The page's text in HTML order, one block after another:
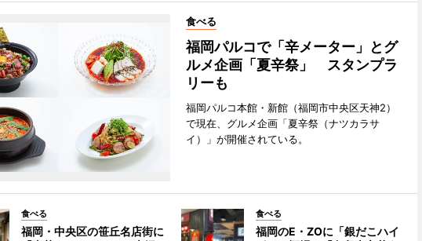
食べる
福岡パルコで「辛メーター」とグ
ルメ企画「夏辛祭」 スタンプラ
リーも
福岡パルコ本館・新館（福岡市中央区天神2）
で現在、グルメ企画「夏辛祭（ナツカラサ
イ）」が開催されている。
食べる
福岡・中央区の笹丘名店街に
食べる
福岡のE・ZOに「銀だこハイ